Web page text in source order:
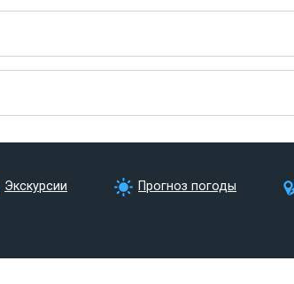
Экскурсии Прогноз погоды